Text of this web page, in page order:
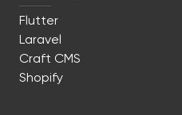
Flutter
Laravel
Craft CMS
Shopify